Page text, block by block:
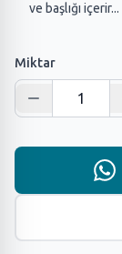
ve başlığı içerir...
Miktar